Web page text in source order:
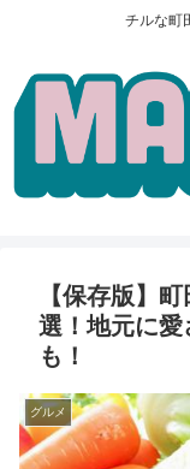
チルな町
【保存版】
選！地元に
も！
グルメ